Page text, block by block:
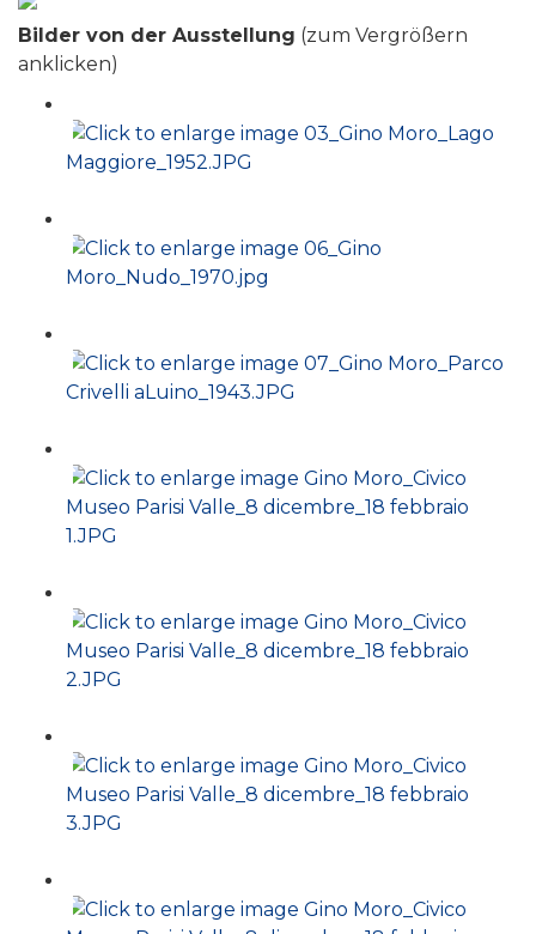
Bilder von der Ausstellung (zum Vergrößern
anklicken)